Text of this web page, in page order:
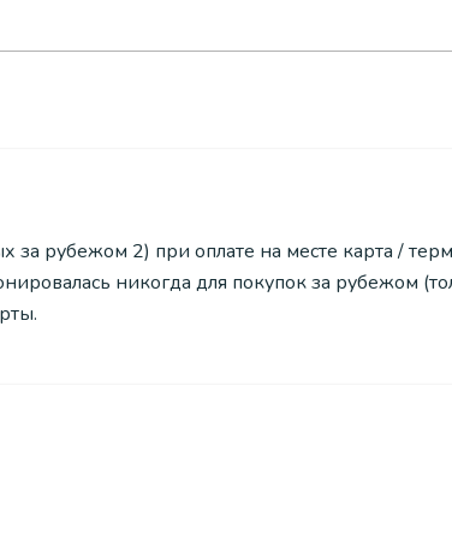
рубежом 2) при оплате на месте карта /
никогда для покупок за рубежом